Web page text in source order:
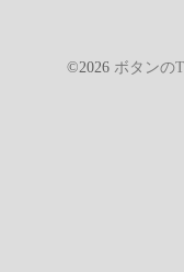
©2026 ボタンの